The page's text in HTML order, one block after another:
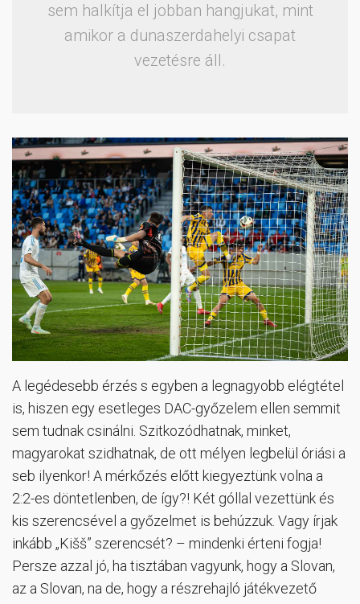
sem halkítja el jobban hangjukat, mint
amikor a dunaszerdahelyi csapat
vezetésre áll.
A legédesebb érzés s egyben a legnagyobb elégtétel
is, hiszen egy esetleges DAC-győzelem ellen semmit
sem tudnak csinálni. Szitkozódhatnak, minket,
magyarokat szidhatnak, de ott mélyen legbelül óriási a
seb ilyenkor! A mérkőzés előtt kiegyeztünk volna a
2:2-es döntetlenben, de így?! Két góllal vezettünk és
kis szerencsével a győzelmet is behúzzuk. Vagy írjak
inkább „Kišš” szerencsét? – mindenki érteni fogja!
Persze azzal jó, ha tisztában vagyunk, hogy a Slovan,
az a Slovan, na de, hogy a részrehajló játékvezető